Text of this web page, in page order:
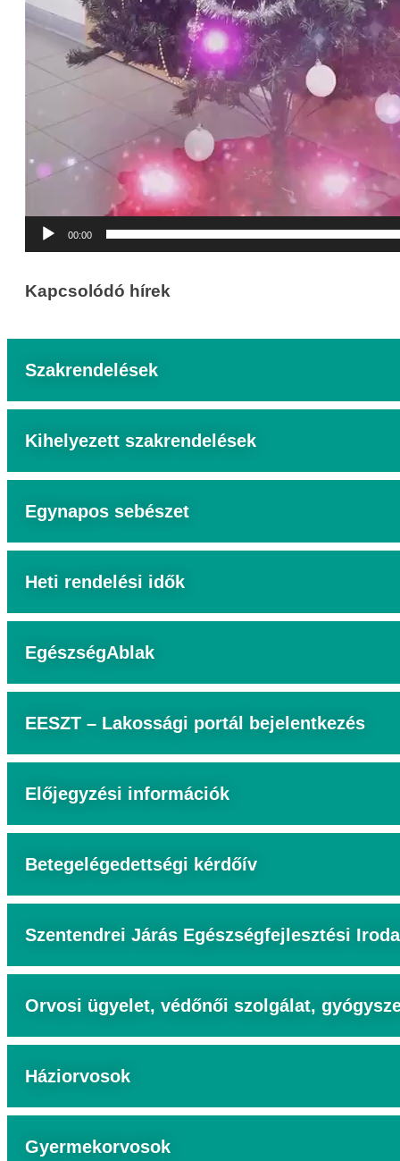
00:00
Kapcsolódó hírek
Szakrendelések
Kihelyezett szakrendelések
Egynapos sebészet
Heti rendelési idők
EgészségAblak
EESZT – Lakossági portál bejelentkezés
Előjegyzési információk
Betegelégedettségi kérdőív
Szentendrei Járás Egészségfejlesztési Iroda
Orvosi ügyelet, védőnői szolgálat,
Háziorvosok
Gyermekorvosok